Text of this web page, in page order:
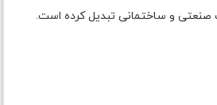
صنعتی و ساختمانی تبدیل کرده است.